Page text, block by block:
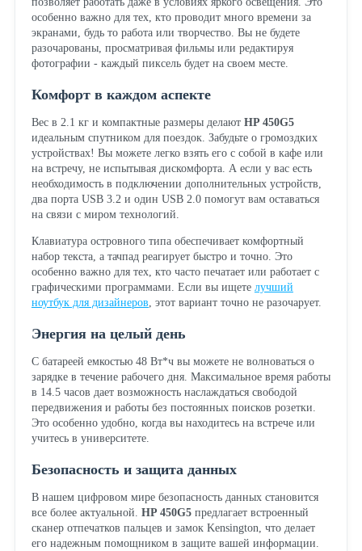
особенно важно для тех, кто проводит много времени за
экранами, будь то работа или творчество. Вы не будете
разочарованы, просматривая фильмы или редактируя
фотографии - каждый пиксель будет на своем месте.
Комфорт в каждом аспекте
Вес в 2.1 кг и компактные размеры делают HP 450G5
идеальным спутником для поездок. Забудьте о громоздких
устройствах! Вы можете легко взять его с собой в кафе или
на встречу, не испытывая дискомфорта. А если у вас есть
необходимость в подключении дополнительных устройств,
два порта USB 3.2 и один USB 2.0 помогут вам оставаться
на связи с миром технологий.
Клавиатура островного типа обеспечивает комфортный
набор текста, а тачпад реагирует быстро и точно. Это
особенно важно для тех, кто часто печатает или работает с
графическими программами. Если вы ищете лучший
ноутбук для дизайнеров , этот вариант точно не разочарует.
Энергия на целый день
С батареей емкостью 48 Вт*ч вы можете не волноваться о
зарядке в течение рабочего дня. Максимальное время работы
в 14.5 часов дает возможность наслаждаться свободой
передвижения и работы без постоянных поисков розетки.
Это особенно удобно, когда вы находитесь на встрече или
учитесь в университете.
Безопасность и защита данных
В нашем цифровом мире безопасность данных становится
все более актуальной. HP 450G5предлагает встроенный
сканер отпечатков пальцев и замок Kensington, что делает
его надежным помощником в защите вашей информации.